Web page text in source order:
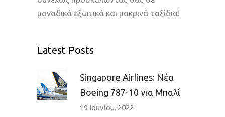
μοναδικά εξωτικά και μακρινά ταξίδια!
Latest Posts
Singapore Airlines: Nέα
Boeing 787-10 για Μπαλί
19 Ιουνίου, 2022